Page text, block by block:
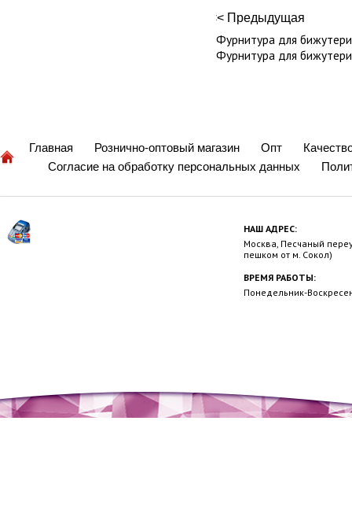
<< Предыдущая
Фурнитура для
Фурнитура для
Главная Рознично-оптовый магазин Опт
Согласие на обработку персональных данных
НАШ АДРЕС:
Москва, Песчаный
пешком от м. Сокол)
ВРЕМЯ РАБОТЫ:
Понедельник-